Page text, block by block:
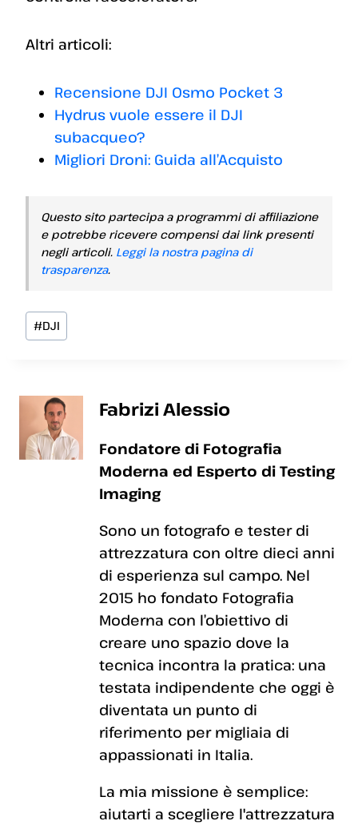
Altri articoli:
Recensione DJI Osmo Pocket 3
Hydrus vuole essere il DJI
subacqueo?
Migliori Droni: Guida all’Acquisto
Questo sito partecipa a programmi di affiliazione
e potrebbe ricevere compensi dai link presenti
negli articoli. Leggi la nostra pagina di
trasparenza.
Tag
articolo:
#DJI
Fabrizi Alessio
Fondatore di Fotografia
Moderna ed Esperto di Testing
Imaging
Sono un fotografo e tester di
attrezzatura con oltre dieci anni
di esperienza sul campo. Nel
2015 ho fondato Fotografia
Moderna con l’obiettivo di
creare uno spazio dove la
tecnica incontra la pratica: una
testata indipendente che oggi è
diventata un punto di
riferimento per migliaia di
appassionati in Italia.
La mia missione è semplice:
aiutarti a scegliere l'attrezzatura